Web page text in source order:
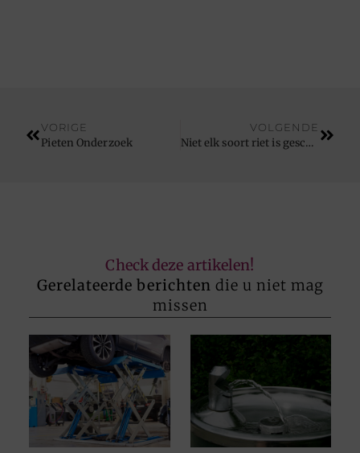
VORIGE
Pieten Onderzoek
VOLGENDE
Niet elk soort riet is geschikt
Check deze artikelen!
Gerelateerde berichten die u niet mag
missen